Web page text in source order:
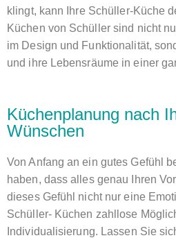
klingt, kann Ihre Schüller-Küche
Küchen von Schüller sind nicht
im Design und Funktionalität,
und ihre Lebensräume in einer
Küchenplanung nach
Wünschen
Von Anfang an ein gutes Gefühl
haben, dass alles genau Ihren
dieses Gefühl nicht nur eine
Schüller- Küchen zahllose
Individualisierung. Lassen Sie